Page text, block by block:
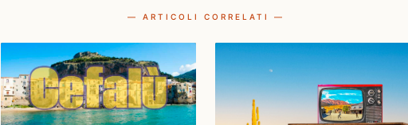
— ARTICOLI CORRELATI —